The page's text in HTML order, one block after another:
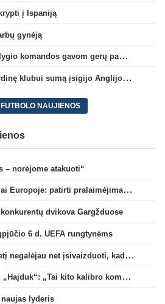
į Ispaniją
gynėją
A. Tapinas: „Iš europinio lygio komandos gavom gerų pamokų“
Oficialu: „Leeds“ už rekordinę klubui sumą įsigijo Anglijos rinktinės vartininką
NAUJIENOS
– norėjome atakuoti“
Lietuvos klubų pasirodymai Europoje: patirti pralaimėjimai Kroatijos atstovams
dvikova Gargžduose
6 d. UEFA rungtynėms
M. Capanas: „Prieš pusmetį negalėjau net įsivaizduoti, kad žaisime prieš „Hajduk“
A. Skerla prieš dvikovą su „Hajduk“: „Tai kito kalibro komanda“
lyderis